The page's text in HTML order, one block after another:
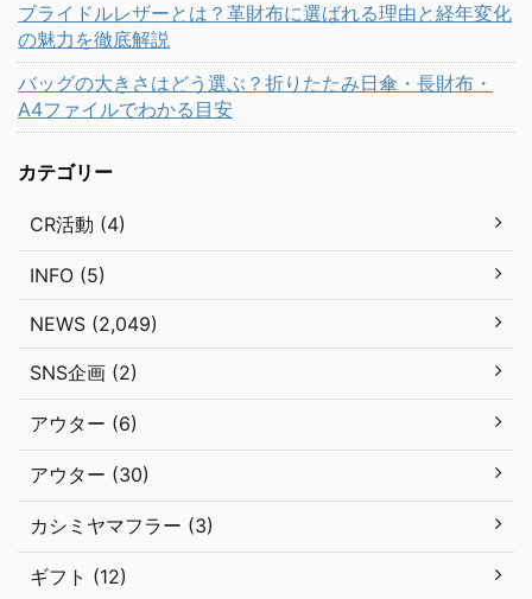
ブライドルレザーとは？革財布に選ばれる理由と経年変化
の魅力を徹底解説
バッグの大きさはどう選ぶ？折りたたみ日傘・長財布・
A4ファイルでわかる目安
カテゴリー
CR活動 (4)
INFO (5)
NEWS (2,049)
SNS企画 (2)
アウター (6)
アウター (30)
カシミヤマフラー (3)
ギフト (12)